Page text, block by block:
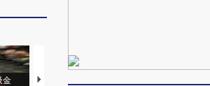
金
马航飞行员跨国走私7万